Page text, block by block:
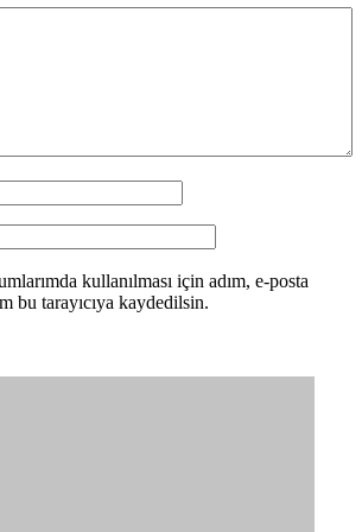
kullanılması için adım, e-posta
bu tarayıcıya kaydedilsin.